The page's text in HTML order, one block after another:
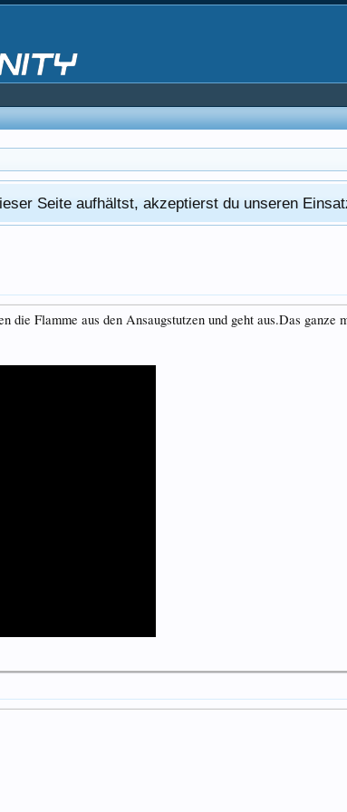
Seite aufhältst, akzeptierst du unseren
die Flamme aus den Ansaugstutzen und geht aus.Das